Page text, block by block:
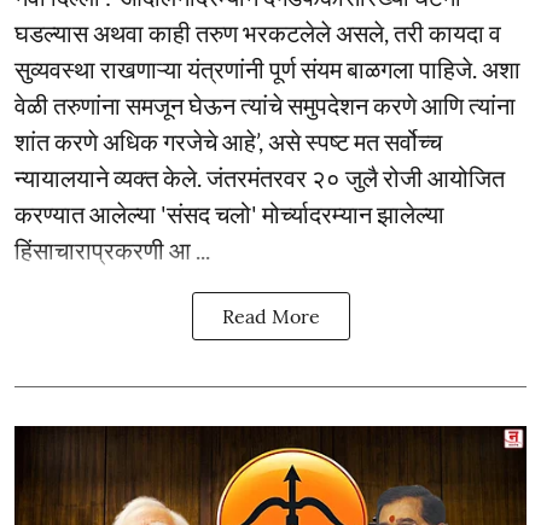
घडल्यास अथवा काही तरुण भरकटलेले असले, तरी कायदा व
सुव्यवस्था राखणाऱ्या यंत्रणांनी पूर्ण संयम बाळगला पाहिजे. अशा
वेळी तरुणांना समजून घेऊन त्यांचे समुपदेशन करणे आणि त्यांना
शांत करणे अधिक गरजेचे आहे’, असे स्पष्ट मत सर्वोच्च
न्यायालयाने व्यक्त केले. जंतरमंतरवर २० जुलै रोजी आयोजित
करण्यात आलेल्या 'संसद चलो' मोर्च्यादरम्यान झालेल्या
हिंसाचाराप्रकरणी आ ...
Read More